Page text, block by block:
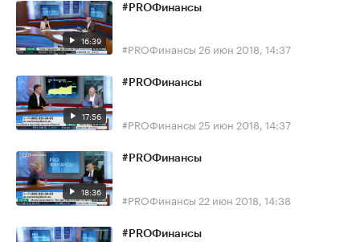
16:39
#PROФинансы
#PROФинансы 26 июн 2018, 14:37
17:56
#PROФинансы
#PROФинансы 25 июн 2018, 14:37
18:36
#PROФинансы
#PROФинансы 22 июн 2018, 14:38
#PROФинансы